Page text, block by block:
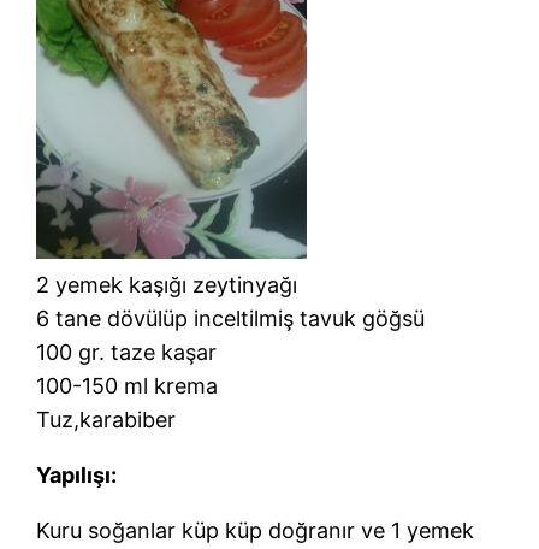
2 yemek kaşığı zeytinyağı
6 tane dövülüp inceltilmiş tavuk göğsü
100 gr. taze kaşar
100-150 ml krema
Tuz,karabiber
Yapılışı:
Kuru soğanlar küp küp doğranır ve 1 yemek